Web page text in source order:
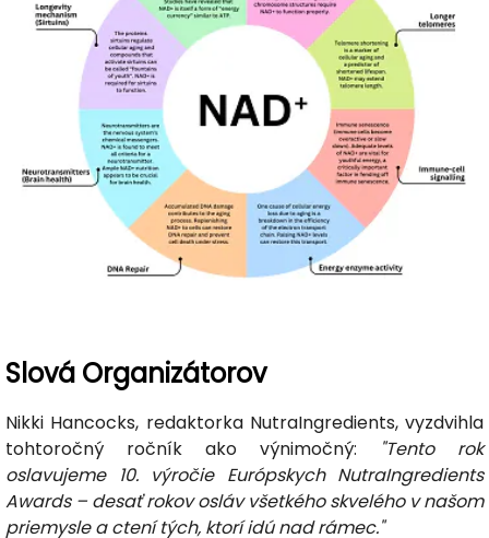
Slová Organizátorov
Nikki Hancocks, redaktorka NutraIngredients, vyzdvihla
tohtoročný ročník ako výnimočný:
"Tento rok
oslavujeme 10. výročie Európskych NutraIngredients
Awards – desať rokov osláv všetkého skvelého v našom
priemysle a ctení tých, ktorí idú nad rámec."